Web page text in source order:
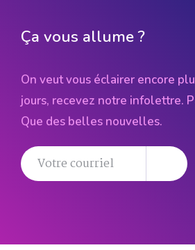
Ça vous allume ?
On veut vous éclairer encore
jours, recevez notre infolettre.
Que des belles nouvelles.